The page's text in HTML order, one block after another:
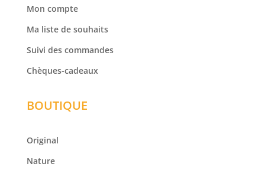
Mon compte
Ma liste de souhaits
Suivi des commandes
Chèques-cadeaux
BOUTIQUE
Original
Nature